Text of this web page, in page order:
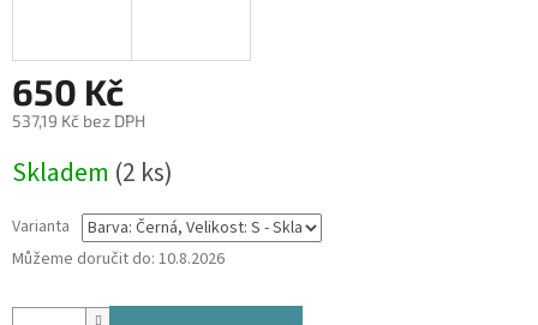
650 Kč
537,19 Kč bez DPH
cena:
Skladem (2 ks)
Varianta
Můžeme doručit do: 10.8.2026